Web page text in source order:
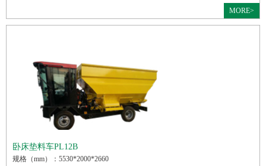
MORE>
卧床垫料车PL12B
规格（mm）：5530*2000*2660